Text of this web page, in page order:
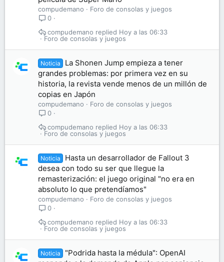
compudemano
Foro de consolas y juegos
0
Foro de consolas y juegos
Hoy a las 06:33
compudemano
Noticia
La Shonen Jump empieza a tener
grandes problemas: por primera vez en su
historia, la revista vende menos de un millón de
copias en Japón
compudemano
Foro de consolas y juegos
0
Foro de consolas y juegos
Hoy a las 06:33
compudemano
Noticia
Hasta un desarrollador de Fallout 3
desea con todo su ser que llegue la
remasterización: el juego original "no era en
absoluto lo que pretendíamos"
compudemano
Foro de consolas y juegos
0
Foro de consolas y juegos
Hoy a las 06:33
compudemano
Noticia
"Podrida hasta la médula": OpenAI